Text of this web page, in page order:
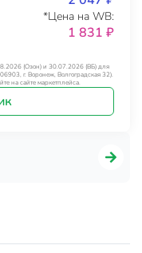
*Цена на WB:
1 831 ₽
(Озон) и 30.07.2026 (ВБ) для
г. Воронеж, Волгоградская 32).
на сайте маркетплейса.